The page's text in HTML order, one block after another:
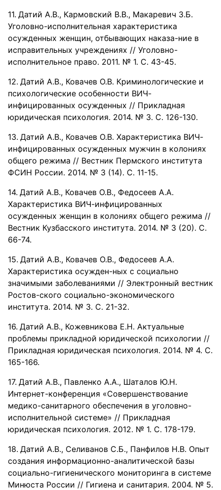
Датий А.В., Кармовский В.В., Макаревич З.Б.
Уголовно-исполнительная характеристика
осужденных женщин, отбывающих наказа-ние в
исправительных учреждениях // Уголовно-
исполнительное право. 2011. № 1. С. 43-45.
Датий А.В., Ковачев О.В. Криминологические и
психологические особенности ВИЧ-
инфицированных осужденных // Прикладная
юридическая психология. 2014. № 3. С. 126-130.
Датий А.В., Ковачев О.В. Характеристика ВИЧ-
инфицированных осужденных мужчин в колониях
общего режима // Вестник Пермского института
ФСИН России. 2014. № 3 (14). С. 11-15.
Датий А.В., Ковачев О.В., Федосеев А.А.
Характеристика ВИЧ-инфицированных
осужденных женщин в колониях общего режима //
Вестник Кузбасского института. 2014. № 3 (20). С.
66-74.
Датий А.В., Ковачев О.В., Федосеев А.А.
Характеристика осужден-ных с социально
значимыми заболеваниями // Электронный вестник
Ростов-ского социально-экономического
института. 2014. № 3. С. 21-32.
Датий А.В., Кожевникова Е.Н. Актуальные
проблемы прикладной юридической психологии //
Прикладная юридическая психология. 2014. № 4. С.
165-166.
Датий А.В., Павленко А.А., Шаталов Ю.Н.
Интернет-конференция «Совершенствование
медико-санитарного обеспечения в уголовно-
исполнительной системе» // Прикладная
юридическая психология. 2012. № 1. С. 178-179.
Датий А.В., Селиванов С.Б., Панфилов Н.В. Опыт
создания информационно-аналитической базы
социально-гигиенического мониторинга в системе
Минюста России // Гигиена и санитария. 2004. № 5.